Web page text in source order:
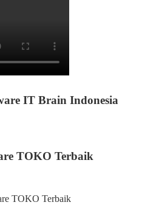
IT Brain Indonesia
TOKO Terbaik
TOKO Terbaik